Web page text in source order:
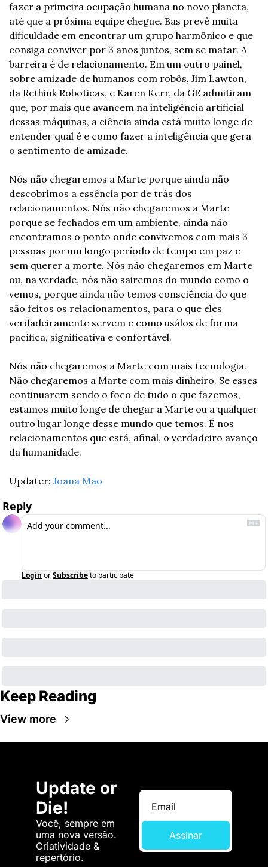
fazer a primeira ocupação humana no novo planeta,
até que a próxima equipe chegue. Bas prevê muita
dificuldade em encontrar um grupo harmônico e que
consiga conviver por 3 anos juntos, sem se matar. A
barreira é de relacionamento. Em um outro painel,
sobre amizade de humanos com robôs, Jim Lawton,
da Rethink Roboticas, e Karen Kerr, da GE admitiram
que, por mais que avancem na inteligência artificial
dessas máquinas, a ciência ainda está muito longe de
entender qual é e como fazer a inteligência que gera
o sentimento de amizade.
Nós não chegaremos a Marte porque ainda não
descobrimos a essência por de trás dos
relacionamentos. Nós não chegaremos a Marte
porque se fechados em um ambiente, ainda não
encontramos o ponto onde convivemos com mais 3
pessoas por um longo período de tempo em paz e
sem querer a morte. Nós não chegaremos em Marte
ou, na verdade, nós não sairemos do mundo como o
vemos, porque ainda não temos consciência do que
são feitos os relacionamentos, para o que eles
verdadeiramente servem e como usá­los de forma
pacífica, significativa e confortável.
Nós não chegaremos a Marte com mais tecnologia.
Não chegaremos a Marte com mais dinheiro. Se esses
continuarem sendo o foco de tudo o que fazemos,
estamos muito longe de chegar a Marte ou a qualquer
outro lugar longe desse mundo que temos. É nos
relacionamentos que está, afinal, o verdadeiro avanço
da humanidade.
Updater: Joana Mao
Reply
Login orSubscribeto participate
Keep Reading
View more
Update or
Die!
Você, sempre em
uma nova versão.
Criatividade &
repertório.
Assinar